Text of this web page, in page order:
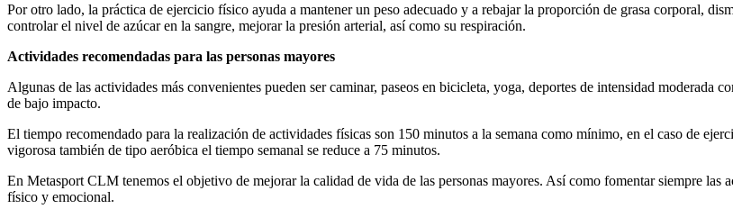
Por otro lado, la práctica de ejercicio físico ayuda a mantener un peso adecuado y a rebajar la proporción de grasa corporal,
controlar el nivel de azúcar en la sangre, mejorar la presión arterial, así como su respiración.
Actividades recomendadas para las personas mayores
Algunas de las actividades más convenientes pueden ser caminar, paseos en bicicleta, yoga, deportes de intensidad moderada
de bajo impacto.
El tiempo recomendado para la realización de actividades físicas son 150 minutos a la semana como mínimo, en el caso de
vigorosa también de tipo aeróbica el tiempo semanal se reduce a 75 minutos.
En Metasport CLM tenemos el objetivo de mejorar la calidad de vida de las personas mayores. Así como fomentar siempre
físico y emocional.